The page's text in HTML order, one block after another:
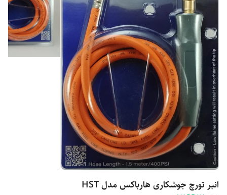
انبر تورچ جوشکاری هارباکس مدل HST